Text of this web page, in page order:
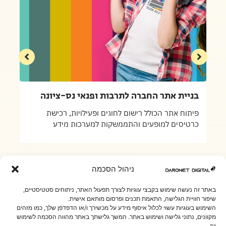
ניהול הסכמה
באתר זה נעשה שימוש בקבצי עוגיות לצורך תפעול האתר, ניתוחים סטטיסטיים,
שיפור חוויית הגלישה, התאמת תכנים ופרסום מותאם אישית.
השימוש בעוגיות עשוי לכלול איסוף מידע על מכשירך ו/או הדפדפן שלך, כמו מזהים
מקוונים, נתוני גלישה ושימוש באתר. המשך גלישתך באתר מהווה הסכמה לשימוש
בניית אתר החברה לתרבות ופנאי נס-ציונה
פיתוח אתר הכולל רישום לחוגים ופעילויות, רכישת
כרטיסים למופעים והתממשקות למערכות מידע